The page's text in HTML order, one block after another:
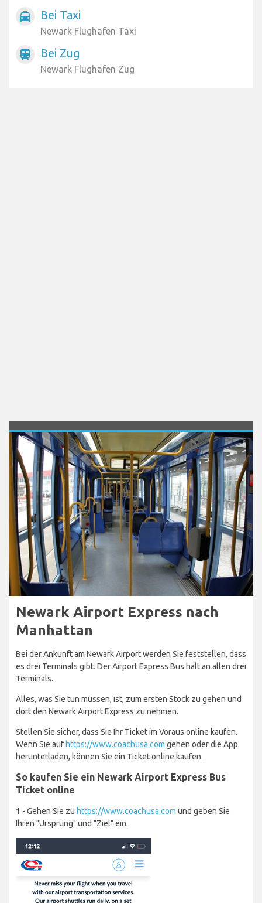
local_taxi Bei Taxi
Newark Flughafen Taxi
train Bei Zug
Newark Flughafen Zug
Newark Airport Express nach
Manhattan
Bei der Ankunft am Newark Airport werden Sie feststellen, dass
es drei Terminals gibt. Der Airport Express Bus hält an allen drei
Terminals.
Alles, was Sie tun müssen, ist, zum ersten Stock zu gehen und
dort den Newark Airport Express zu nehmen.
Stellen Sie sicher, dass Sie Ihr Ticket im Voraus online kaufen.
Wenn Sie auf https://www.coachusa.com gehen oder die App
herunterladen, können Sie ein Ticket online kaufen.
So kaufen Sie ein Newark Airport Express Bus
Ticket online
1 - Gehen Sie zu https://www.coachusa.com und geben Sie
Ihren "Ursprung" und "Ziel" ein.